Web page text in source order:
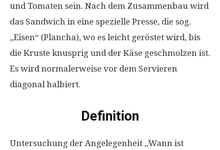
und Tomaten sein. Nach dem Zusammenbau wird
das Sandwich in eine spezielle Presse, die sog.
„Eisen“ (Plancha), wo es leicht geröstet wird, bis
die Kruste knusprig und der Käse geschmolzen ist.
Es wird normalerweise vor dem Servieren
diagonal halbiert.
Definition
Untersuchung der Angelegenheit „Wann ist